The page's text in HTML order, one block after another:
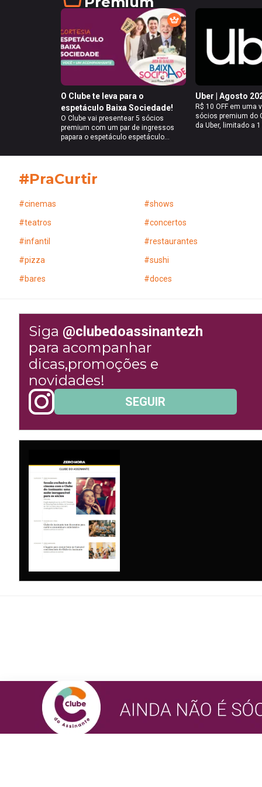
em um dos Postos SIM. Cada voucher vale
O Clube te leva para o
espetáculo Baixa Sociedade!
O Clube vai presentear 5 sócios
premium com um par de ingressos
papara o espetáculo espetáculo
dia 14/08, no Teatro do Bourbon
concorra a essa experiência especial.
Uber | Agosto
R$ 10 OFF em uma
sócios premium do
da Uber, limitado a
#PraCurtir
#cinemas #shows
#teatros #concertos
#infantil #restaurantes
#pizza #sushi
#bares #doces
Siga @clubedoassinantezh
para acompanhar
dicas,promoções e
novidades!
SEGUIR